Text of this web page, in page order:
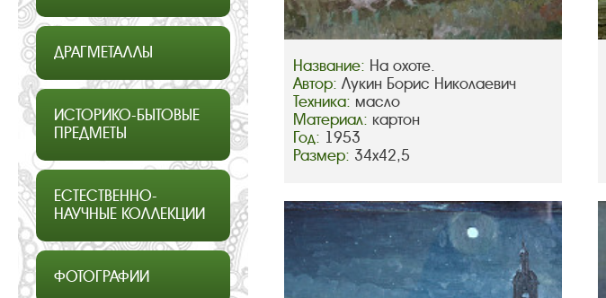
ДРАГМЕТАЛЛЫ
ИСТОРИКО-БЫТОВЫЕ
ПРЕДМЕТЫ
ЕСТЕСТВЕННО-
НАУЧНЫЕ КОЛЛЕКЦИИ
ФОТОГРАФИИ
Название: На охоте.
Автор: Лукин Борис Николаевич
Техника: масло
Материал: картон
Год: 1953
Размер: 34х42,5